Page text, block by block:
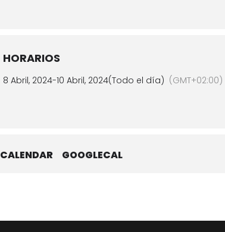
HORARIOS
8 Abril, 2024-10 Abril, 2024(Todo el día) (GMT+02:00)
CALENDAR GOOGLECAL